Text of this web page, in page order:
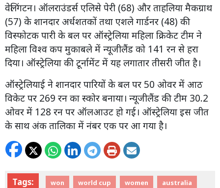
वेलिंगटन। ऑलराउंडर्स एलिसे पेरी (68) और ताहलिया मैकग्राथ
(57) के शानदार अर्धशतकों तथा एशले गार्डनर (48) की
विस्फोटक पारी के बल पर ऑस्ट्रेलिया महिला क्रिकेट टीम ने
महिला विश्व कप मुकाबले में न्यूजीलैंड को 141 रन से हरा
दिया। ऑस्ट्रेलिया की टूर्नामेंट में यह लगातार तीसरी जीत है।
ऑस्ट्रेलियाई ने शानदार पारियों के बल पर 50 ओवर में आठ
विकेट पर 269 रन का स्कोर बनाया। न्यूजीलैंड की टीम 30.2
ओवर में 128 रन पर ऑलआउट हो गई। ऑस्ट्रेलिया इस जीत
के साथ अंक तालिका में नंबर एक पर आ गया है।
Tags: won world cup women
australia